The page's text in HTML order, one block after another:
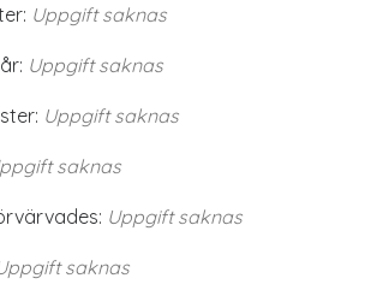
Uppgift saknas
Uppgift saknas
Uppgift saknas
saknas
Uppgift saknas
saknas